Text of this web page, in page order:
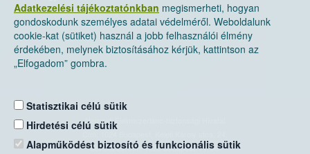
Adatkezelési tájékoztatónkban megismerheti, hogyan
gondoskodunk személyes adatai védelméről. Weboldalunk
cookie-kat (sütiket) használ a jobb felhasználói élmény
érdekében, melynek biztosításához kérjük, kattintson az
„Elfogadom” gombra.
Statisztikai célú sütik
Hirdetési célú sütik
Alapműködést biztosító és funkcionális sütik
Nemzeti Élelmiszerlánc-biztonsági Hivatal
Levelezési cím: 1525 Budapest. Pf. 30.